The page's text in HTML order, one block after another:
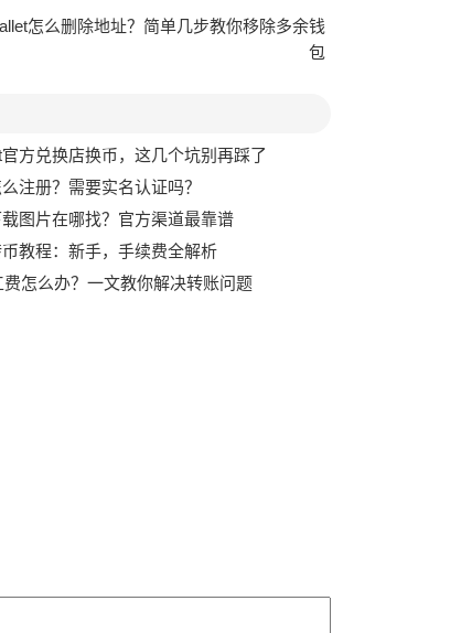
怎么删除地址？简单几步教你移除多余钱
包
方兑换店换币，这几个坑别再踩了
注册？需要实名认证吗？
图片在哪找？官方渠道最靠谱
教程：新手，手续费全解析
怎么办？一文教你解决转账问题